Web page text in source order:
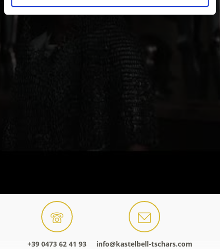
+39 0473 62 41 93 info@kastelbell-tschars.com